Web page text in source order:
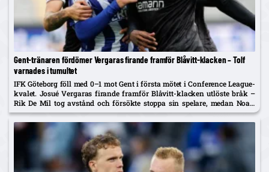
Gent-tränaren fördömer Vergaras firande framför Blåvitt-klacken – Tolf
varnades i tumultet
IFK Göteborg föll med 0–1 mot Gent i första mötet i Conference League-
kvalet. Josué Vergaras firande framför Blåvitt-klacken utlöste bråk –
Rik De Mil tog avstånd och försökte stoppa sin spelare, medan Noah
Tolf varnades och Erlingmark sågar domarinsatsen.